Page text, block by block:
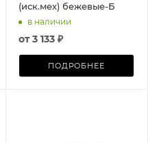
(иск.мех) бежевые-Б
в наличии
от3 133 ₽
ПОДРОБНЕЕ